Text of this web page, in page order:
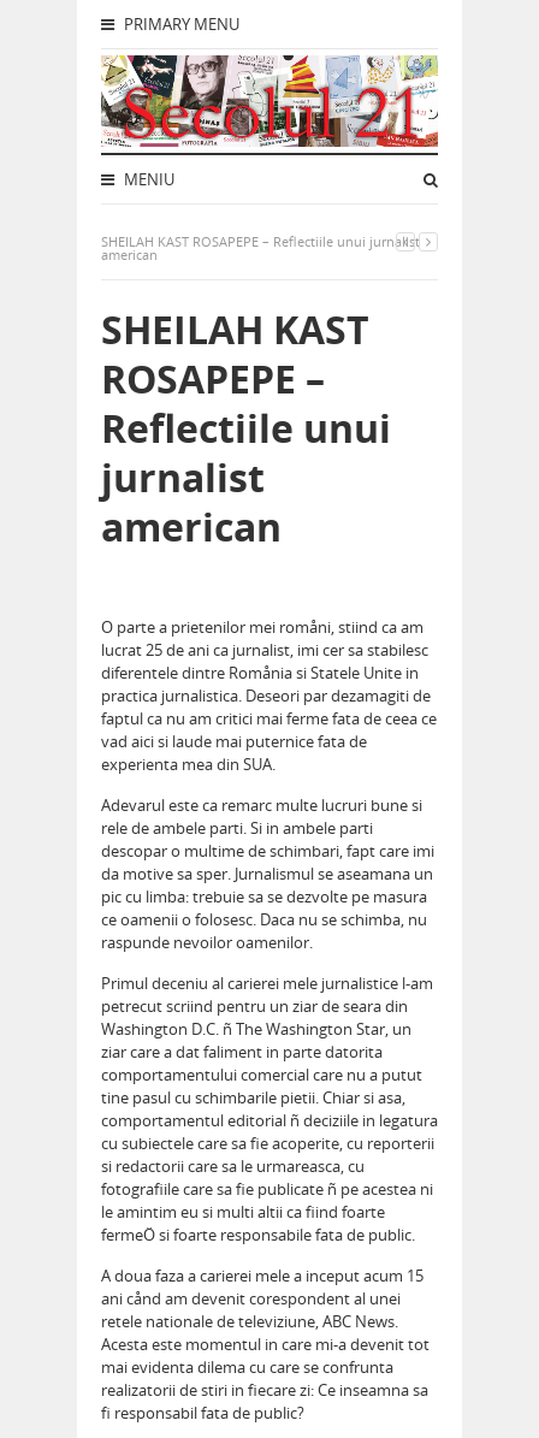
PRIMARY MENU
MENIU
SHEILAH KAST ROSAPEPE – Reflectiile unui jurnalist
american
SHEILAH KAST
ROSAPEPE –
Reflectiile unui
jurnalist
american
O parte a prietenilor mei romåni, stiind ca am
lucrat 25 de ani ca jurnalist, imi cer sa stabilesc
diferentele dintre Romånia si Statele Unite in
practica jurnalistica. Deseori par dezamagiti de
faptul ca nu am critici mai ferme fata de ceea ce
vad aici si laude mai puternice fata de
experienta mea din SUA.
Adevarul este ca remarc multe lucruri bune si
rele de ambele parti. Si in ambele parti
descopar o multime de schimbari, fapt care imi
da motive sa sper. Jurnalismul se aseamana un
pic cu limba: trebuie sa se dezvolte pe masura
ce oamenii o folosesc. Daca nu se schimba, nu
raspunde nevoilor oamenilor.
Primul deceniu al carierei mele jurnalistice l-am
petrecut scriind pentru un ziar de seara din
Washington D.C. ñ The Washington Star, un
ziar care a dat faliment in parte datorita
comportamentului comercial care nu a putut
tine pasul cu schimbarile pietii. Chiar si asa,
comportamentul editorial ñ deciziile in legatura
cu subiectele care sa fie acoperite, cu reporterii
si redactorii care sa le urmareasca, cu
fotografiile care sa fie publicate ñ pe acestea ni
le amintim eu si multi altii ca fiind foarte
fermeÖ si foarte responsabile fata de public.
A doua faza a carierei mele a inceput acum 15
ani cånd am devenit corespondent al unei
retele nationale de televiziune, ABC News.
Acesta este momentul in care mi-a devenit tot
mai evidenta dilema cu care se confrunta
realizatorii de stiri in fiecare zi: Ce inseamna sa
fi responsabil fata de public?